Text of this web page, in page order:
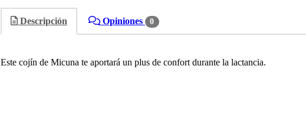
Descripción Opiniones 0
Este cojín de Micuna te aportará un plus de confort durante la lactancia.